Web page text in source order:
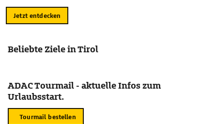
Jetzt entdecken
Beliebte Ziele in Tirol
ADAC Tourmail - aktuelle Infos zum
Urlaubsstart.
Tourmail bestellen